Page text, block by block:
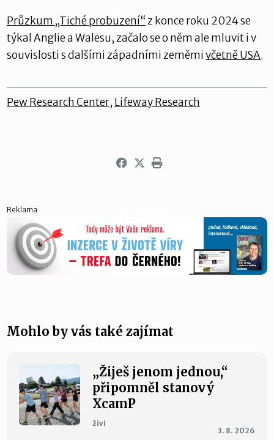
Průzkum „Tiché probuzení“z konce roku 2024 se
týkal Anglie a Walesu, začalo se o něm ale mluvit i v
souvislosti s dalšími západními zeměmivčetně USA.
Pew Research Center, Lifeway Research
Reklama
Mohlo by vás také zajímat
„Žiješ jenom jednou,“
připomněl stanový
XcamP
živi
3. 8. 2026